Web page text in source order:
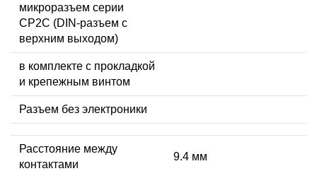
микроразъем серии
CP2C (DIN-разъем с
верхним выходом)
в комплекте с прокладкой
и крепежным винтом
Разъем без электроники
Расстояние между
контактами
9.4 мм